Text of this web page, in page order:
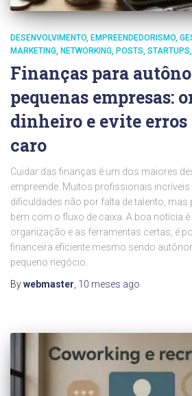
DESENVOLVIMENTO EMPREENDEDORISMO
MARKETING NETWORKING POSTS STARTUPS
Finanças para
pequenas empresas:
dinheiro e evite erros
caro
Cuidar das finanças é um dos maiores
empreende. Muitos profissionais
dificuldades não por falta de talento,
bem com o fluxo de caixa. A boa notícia
organização e as ferramentas certas, é
financeira eficiente mesmo sendo
pequeno negócio.
Bywebmaster, 10 meses ago